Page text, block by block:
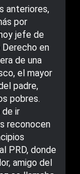
anteriores,
por
jefe de
en
de una
el mayor
padre,
pobres.
de ir
reconocen
PRD, donde
amigo del